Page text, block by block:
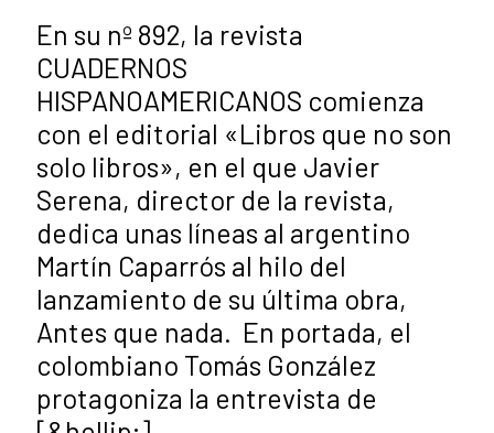
En su nº 892, la revista
CUADERNOS
HISPANOAMERICANOS comienza
con el editorial «Libros que no son
solo libros», en el que Javier
Serena, director de la revista,
dedica unas líneas al argentino
Martín Caparrós al hilo del
lanzamiento de su última obra,
Antes que nada. En portada, el
colombiano Tomás González
protagoniza la entrevista de